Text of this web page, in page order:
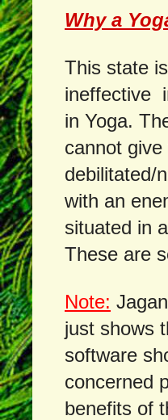
Why a
This state
ineffective
in Yoga.
cannot
debilitated/
with an
situated in
These are
Note:
just shows
software
concerned
benefits of